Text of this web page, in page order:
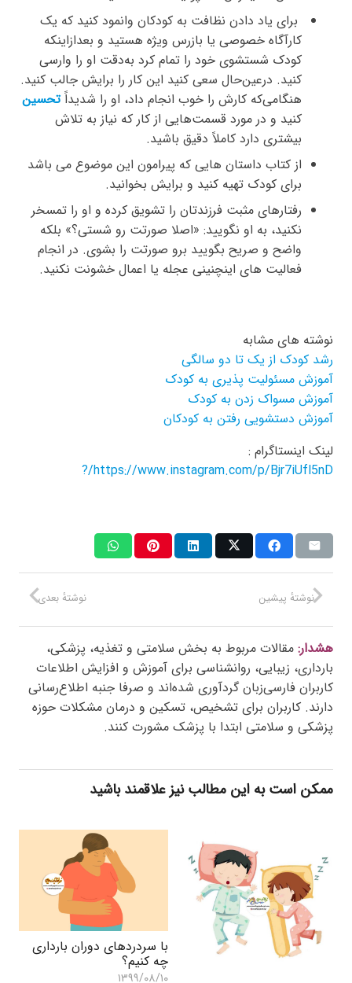
برای یاد دادن نظافت به کودکان وانمود کنید که یک
کارآگاه خصوصی یا بازرس ویژه هستید و بعدازاینکه
کودک شستشوی خود را تمام کرد به‌دقت او را وارسی
کنید. درعین‌حال سعی کنید این کار را برایش جالب کنید.
هنگامی‌که کارش را خوب انجام داد، او را شدیداًتحسین
کنید و در مورد قسمت‌هایی از کار که نیاز به تلاش
بیشتری دارد کاملاً دقیق باشید.
از کتاب داستان هایی که پیرامون این موضوع می باشد
برای کودک تهیه کنید و برایش بخوانید.
رفتارهای مثبت فرزندتان را تشویق کرده و او را تمسخر
نکنید، به او نگویید: «اصلا صورتت رو شستی؟» بلکه
واضح و صریح بگویید برو صورتت را بشوی. در انجام
فعالیت های اینچنینی عجله یا اعمال خشونت نکنید.
نوشته های مشابه
رشد کودک از یک تا دو سالگی
آموزش مسئولیت پذیری به کودک
آموزش مسواک زدن به کودک
آموزش دستشویی رفتن به کودکان
لینک اینستاگرام :
https://www.instagram.com/p/Bjr7iUfl5nD/?
نوشتهٔ بعدی نوشتهٔ پیشین
هشدار: مقالات مربوط به بخش سلامتی و تغذیه، پزشکی،
بارداری، زیبایی، روانشناسی برای آموزش و افزایش اطلاعات
کاربران فارسی‌زبان گردآوری شده‌اند و صرفا جنبه اطلاع‌رسانی
دارند. کاربران برای تشخیص، تسکین و درمان مشکلات حوزه
پزشکی و سلامتی ابتدا با پزشک مشورت کنند.
ممکن است به این مطالب نیز علاقمند باشید
با سردردهای دوران بارداری
چه کنیم؟
۱۳۹۹/۰۸/۱۰